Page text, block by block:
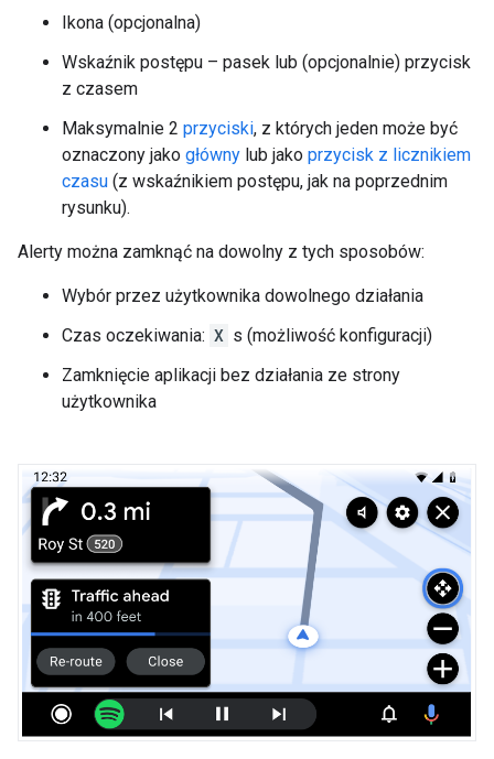
Ikona (opcjonalna)
Wskaźnik postępu – pasek lub (opcjonalnie) przycisk
z czasem
Maksymalnie 2 przyciski, z których jeden może być
oznaczony jako główny lub jako przycisk z licznikiem
czasu (z wskaźnikiem postępu, jak na poprzednim
rysunku).
Alerty można zamknąć na dowolny z tych sposobów:
Wybór przez użytkownika dowolnego działania
Czas oczekiwania: X s (możliwość konfiguracji)
Zamknięcie aplikacji bez działania ze strony
użytkownika